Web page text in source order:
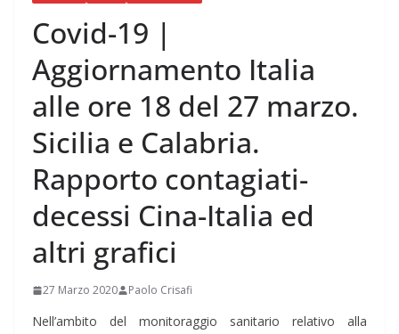
Covid-19 |
Aggiornamento Italia
alle ore 18 del 27 marzo.
Sicilia e Calabria.
Rapporto contagiati-
decessi Cina-Italia ed
altri grafici
27 Marzo 2020 Paolo Crisafi
Nell’ambito del monitoraggio sanitario relativo alla